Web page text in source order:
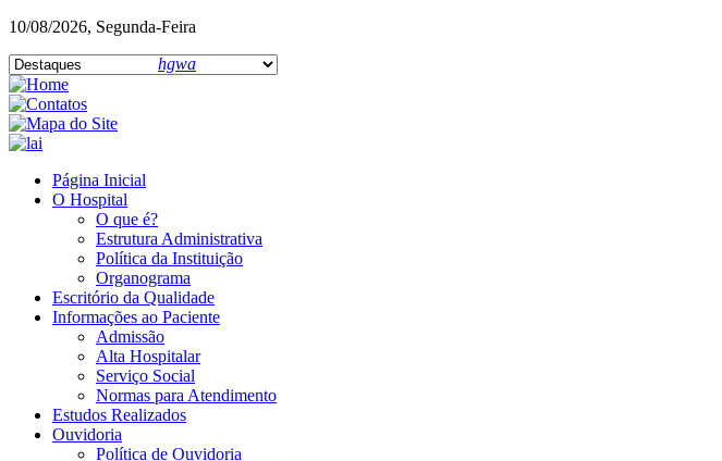
10/08/2026, Segunda-Feira
hgwa
Página Inicial
O Hospital
O que é?
Estrutura Administrativa
Política da Instituição
Organograma
Escritório da Qualidade
Informações ao Paciente
Admissão
Alta Hospitalar
Serviço Social
Normas para Atendimento
Estudos Realizados
Ouvidoria
Política de Ouvidoria